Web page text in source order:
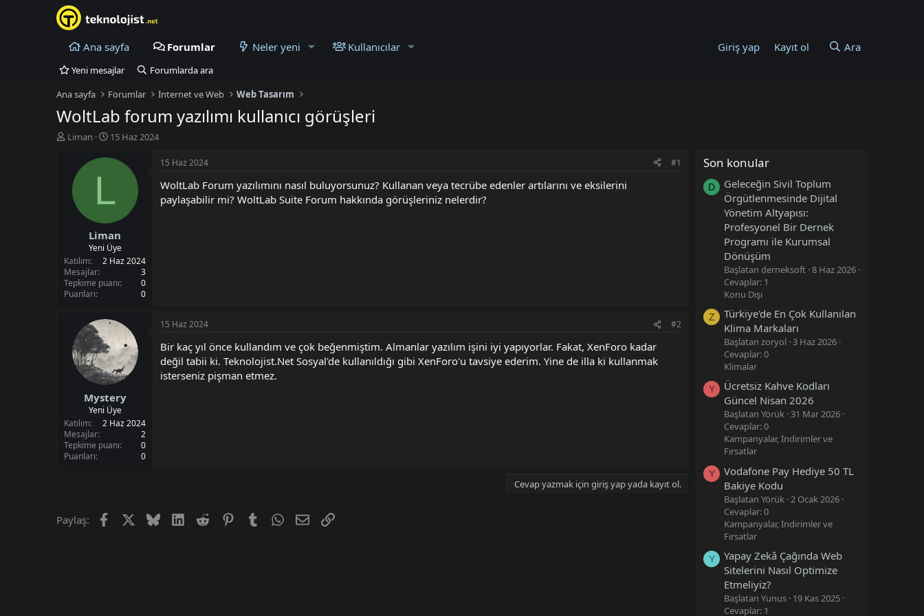
Ana sayfa Forumlar Neler yeni Kullanıcılar Giriş yap Kayıt ol Ara
Yeni mesajlar
Forumlarda ara
Ana sayfa
Forumlar İnternet ve Web Web Tasarım
WoltLab forum yazılımı kullanıcı görüşleri
K
a
t
a
n
Liman
B
ş
ı
ç
t
a
i
15 Haz 2024
L
Liman
Yeni Üye
Katılım
2 Haz 2024
Mesajlar
3
Tepkime puanı
0
Puanları
0
15 Haz 2024 #1
WoltLab Forum yazılımını nasıl buluyorsunuz? Kullanan veya tecrübe edenler artılarını ve eksilerini
paylaşabilir mi? WoltLab Suite Forum hakkında görüşleriniz nelerdir?
Mystery
Yeni Üye
Katılım
2 Haz 2024
Mesajlar
2
Tepkime puanı
0
Puanları
0
15 Haz 2024 #2
Bir kaç yıl önce kullandım ve çok beğenmiştim. Almanlar yazılım işini iyi yapıyorlar. Fakat, XenForo kadar
değil tabii ki. Teknolojist.Net Sosyal'de kullanıldığı gibi XenForo'u tavsiye ederim. Yine de illa ki kullanmak
isterseniz pişman etmez.
Cevap yazmak için giriş yap yada kayıt ol.
Paylaş: FacebookX (Twitter)
BlueskyLinkedInReddit PinterestTumblrWhatsApp
E-postaLink
Son konular
D
Geleceğin Sivil Toplum
Örgütlenmesinde Dijital
Yönetim Altyapısı:
Profesyonel Bir Dernek
Programı ile Kurumsal
Dönüşüm
Başlatan derneksoft 8 Haz 2026
Cevaplar: 1
Konu Dışı
Z
Türkiye'de En Çok Kullanılan
Klima Markaları
Başlatan zoryol 3 Haz 2026
Cevaplar: 0
Klimalar
Y
Ücretsiz Kahve Kodları
Güncel Nisan 2026
Başlatan Yörük 31 Mar 2026
Cevaplar: 0
Kampanyalar, İndirimler ve
Fırsatlar
Y
Vodafone Pay Hediye 50 TL
Bakiye Kodu
Başlatan Yörük 2 Ocak 2026
Cevaplar: 0
Kampanyalar, İndirimler ve
Fırsatlar
Y
Yapay Zekâ Çağında Web
Sitelerini Nasıl Optimize
Etmeliyiz?
Başlatan Yunus 19 Kas 2025
Cevaplar: 1